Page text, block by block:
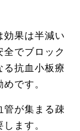
効果は半減い
全でブロック
る抗血小板療
です。
管が集まる疎
ます。